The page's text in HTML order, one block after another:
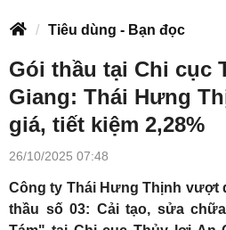
Tiêu dùng - Bạn đọc
Gói thầu tại Chi cục
Giang: Thái Hưng
giá, tiết kiệm 2,28%
26/10/2025 07:48
Công ty Thái Hưng Thịnh vượt
thầu số 03: Cải tạo, sửa